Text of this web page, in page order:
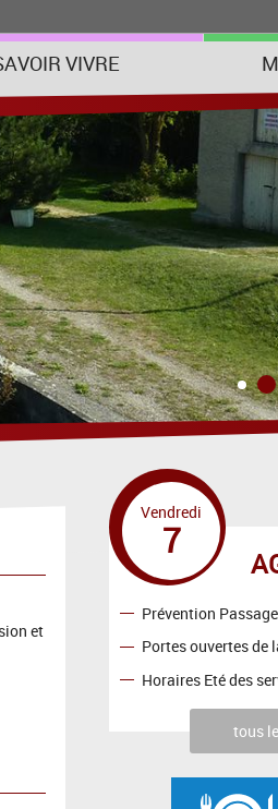
VIVRE
et
Vendredi
7
Prévention
Portes ouvertes de
Horaires Eté des
tous